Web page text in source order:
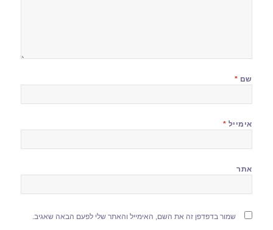
שם *
אימייל *
אתר
שמור בדפדפן זה את השם, האימייל והאתר שלי לפעם הבאה שאגיב.